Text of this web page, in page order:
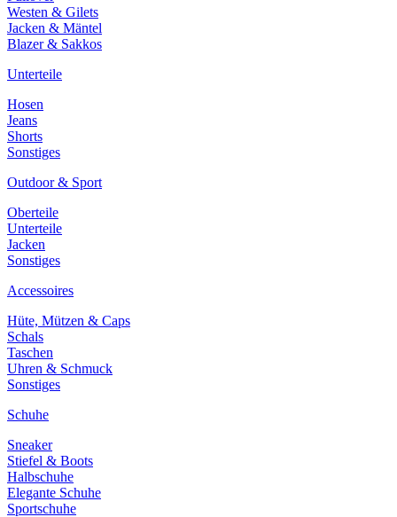
Westen & Gilets
Jacken & Mäntel
Blazer & Sakkos
Unterteile
Hosen
Jeans
Shorts
Sonstiges
Outdoor & Sport
Oberteile
Unterteile
Jacken
Sonstiges
Accessoires
Hüte, Mützen & Caps
Schals
Taschen
Uhren & Schmuck
Sonstiges
Schuhe
Sneaker
Stiefel & Boots
Halbschuhe
Elegante Schuhe
Sportschuhe